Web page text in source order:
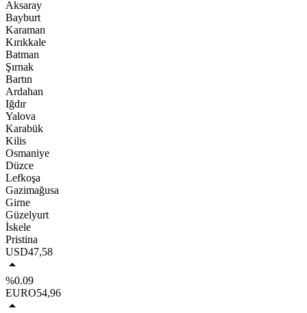
Aksaray
Bayburt
Karaman
Kırıkkale
Batman
Şırnak
Bartın
Ardahan
Iğdır
Yalova
Karabük
Kilis
Osmaniye
Düzce
Lefkoşa
Gazimağusa
Girne
Güzelyurt
İskele
Pristina
USD47,58
%0.09
EURO54,96